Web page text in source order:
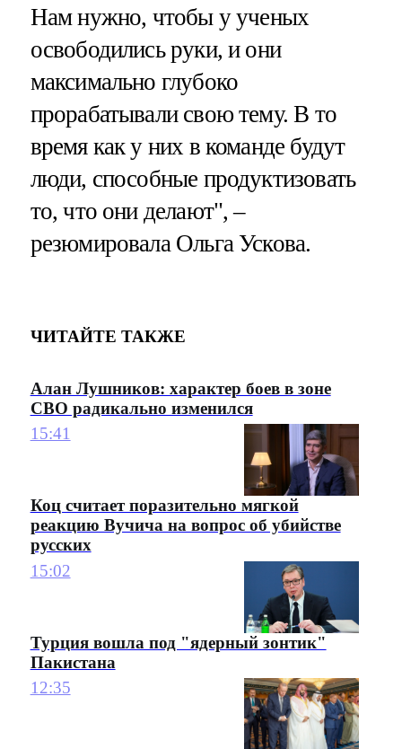
Нам нужно, чтобы у ученых
освободились руки, и они
максимально глубоко
прорабатывали свою тему. В то
время как у них в команде будут
люди, способные продуктизовать
то, что они делают", –
резюмировала Ольга Ускова.
ЧИТАЙТЕ ТАКЖЕ
Алан Лушников: характер боев в зоне
СВО радикально изменился
15:41
Коц считает поразительно мягкой
реакцию Вучича на вопрос об убийстве
русских
15:02
Турция вошла под "ядерный зонтик"
Пакистана
12:35